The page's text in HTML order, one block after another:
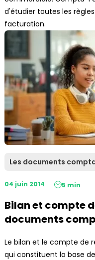
d'étudier toutes les
facturation.
Les documents
04 juin 2014 5 min
Bilan et compte
documents
Le bilan et le compte de
qui constituent la base